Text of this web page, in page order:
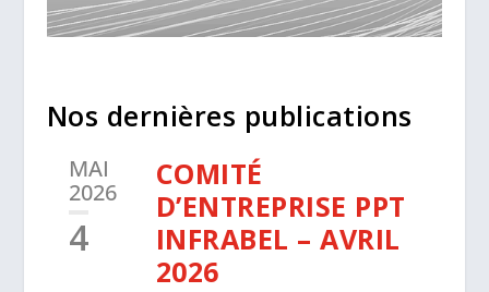
Nos dernières publications
MAI
2026
4
COMITÉ
D’ENTREPRISE PPT
INFRABEL – AVRIL
2026